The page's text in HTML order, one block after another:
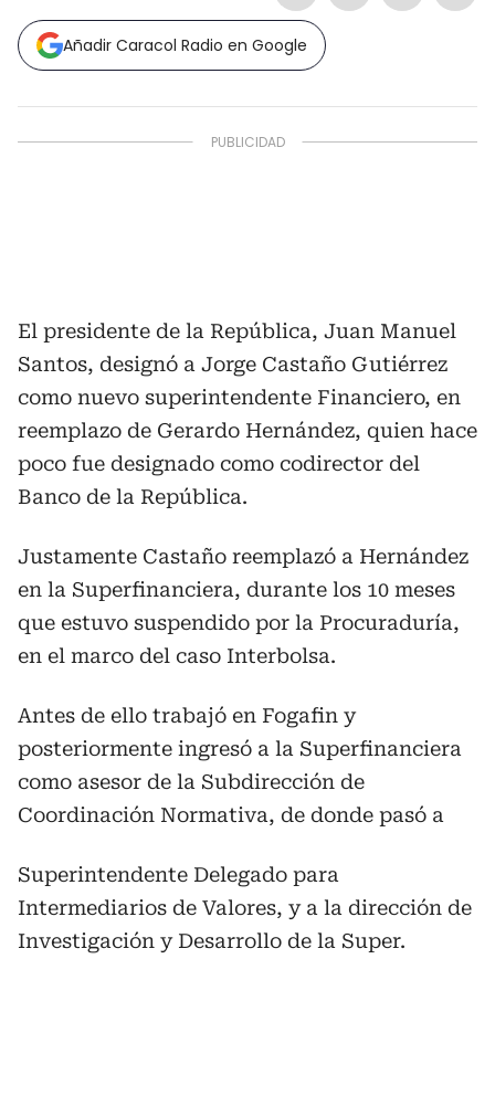
Añadir Caracol Radio en Google
El presidente de la República, Juan Manuel
Santos, designó a Jorge Castaño Gutiérrez
como nuevo superintendente Financiero, en
reemplazo de Gerardo Hernández, quien hace
poco fue designado como codirector del
Banco de la República.
Justamente Castaño reemplazó a Hernández
en la Superfinanciera, durante los 10 meses
que estuvo suspendido por la Procuraduría,
en el marco del caso Interbolsa.
Antes de ello trabajó en Fogafin y
posteriormente ingresó a la Superfinanciera
como asesor de la Subdirección de
Coordinación Normativa, de donde pasó a
Superintendente Delegado para
Intermediarios de Valores, y a la dirección de
Investigación y Desarrollo de la Super.